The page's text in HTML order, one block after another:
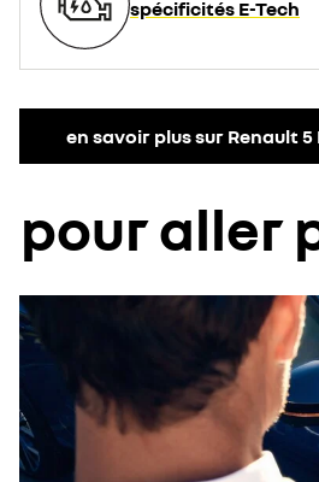
spécificités E-Tech
en savoir plus sur Renault
pour aller